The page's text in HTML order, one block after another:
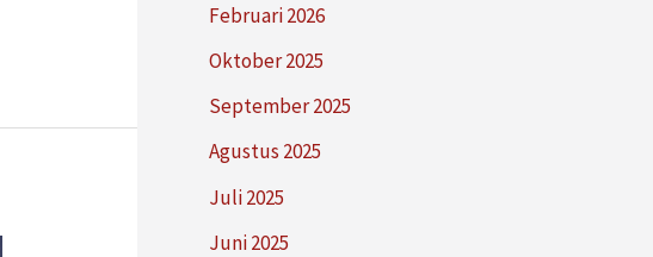
Februari 2026
Oktober 2025
September 2025
Agustus 2025
Juli 2025
Juni 2025